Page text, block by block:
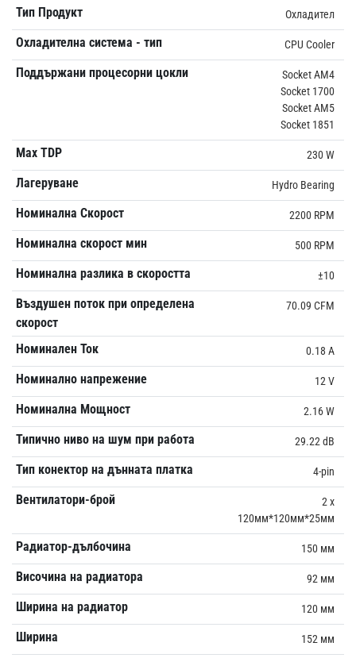
Тип Продукт Охладител
Охладителна система - тип CPU Cooler
Поддържани процесорни цокли
Socket AM4
Socket 1700
Socket AM5
Socket 1851
Max TDP 230 W
Лагеруване Hydro Bearing
Номинална Скорост 2200 RPM
Номинална скорост мин 500 RPM
Номинална разлика в скоростта ±10
Въздушен поток при определена
скорост
70.09 CFM
Номинален Ток 0.18 A
Номинално напрежение 12 V
Номинална Мощност 2.16 W
Типично ниво на шум при работа 29.22 dB
Тип конектор на дънната платка 4-pin
Вентилатори-брой
2 x
120мм*120мм*25мм
Радиатор-дълбочина 150 мм
Височина на радиатора 92 мм
Ширина на радиатор 120 мм
Ширина 152 мм